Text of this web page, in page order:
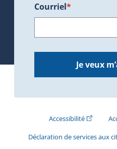
Courriel*
Je veux
Accessibilité(Cet
Déclaration de services aux